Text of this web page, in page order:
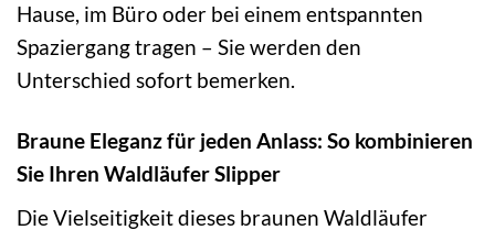
Hause, im Büro oder bei einem entspannten
Spaziergang tragen – Sie werden den
Unterschied sofort bemerken.
Braune Eleganz für jeden Anlass: So kombinieren
Sie Ihren Waldläufer Slipper
Die Vielseitigkeit dieses braunen Waldläufer